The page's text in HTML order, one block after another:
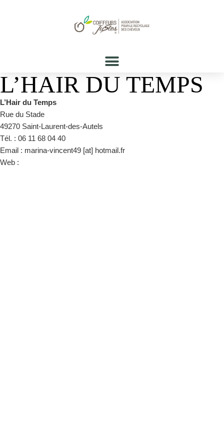
L’HAIR DU TEMPS
L’Hair du Temps
Rue du Stade
49270 Saint-Laurent-des-Autels
Tél. : 06 11 68 04 40
Email : marina-vincent49 [at] hotmail.fr
Web :